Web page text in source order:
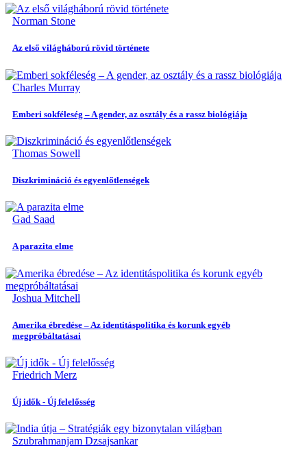
Norman Stone
Az első világháború rövid története
Charles Murray
Emberi sokféleség – A gender, az osztály és a rassz biológiája
Thomas Sowell
Diszkrimináció és egyenlőtlenségek
Gad Saad
A parazita elme
Joshua Mitchell
Amerika ébredése – Az identitáspolitika és korunk egyéb
megpróbáltatásai
Friedrich Merz
Új idők - Új felelősség
Szubrahmanjam Dzsajsankar